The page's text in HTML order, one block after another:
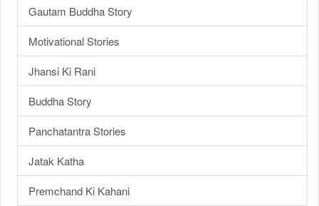
Gautam Buddha Story
Motivational Stories
Jhansi Ki Rani
Buddha Story
Panchatantra Stories
Jatak Katha
Premchand Ki Kahani